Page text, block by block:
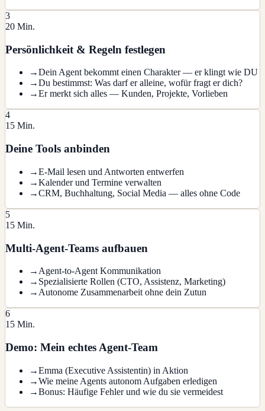
3
20 Min.
Persönlichkeit & Regeln festlegen
→Dein Agent bekommt einen Charakter — er klingt wie DU
→Du bestimmst: Was darf er alleine, wofür fragt er dich?
→Er merkt sich alles — Kunden, Projekte, Vorlieben
4
15 Min.
Deine Tools anbinden
→E-Mail lesen und Antworten entwerfen
→Kalender und Termine verwalten
→CRM, Buchhaltung, Social Media — alles ohne Code
5
15 Min.
Multi-Agent-Teams aufbauen
→ Agent-to-Agent Kommunikation
→ Spezialisierte Rollen (CTO, Assistenz, Marketing)
→ Autonome Zusammenarbeit ohne dein Zutun
6
15 Min.
Demo: Mein echtes Agent-Team
→Emma (Executive Assistentin) in Aktion
→Wie meine Agents autonom Aufgaben erledigen
→Bonus: Häufige Fehler und wie du sie vermeidest